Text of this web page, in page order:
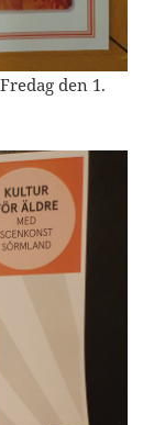
den 1.